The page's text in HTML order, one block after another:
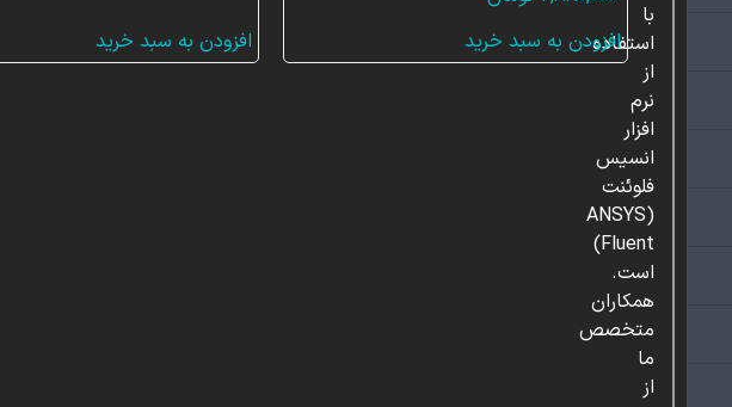
افزودن به سبد خرید
بود.
افزودن به سبد خرید
با
استفاده
از
نرم
افزار
انسیس
فلوئنت
(ANSYS
Fluent)
است.
همکاران
متخصص
ما
از